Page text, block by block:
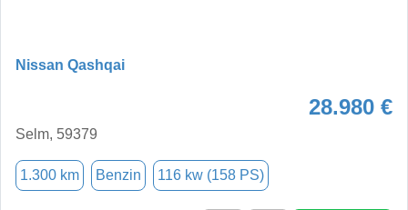
Nissan Qashqai
28.980 €
Selm, 59379
1.300 km Benzin 116 kw (158 PS)